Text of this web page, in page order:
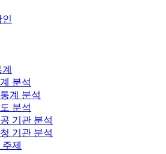
분석
계 분석
분석
기관 분석
기관 분석
제